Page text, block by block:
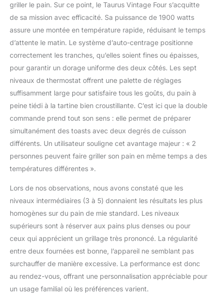
griller le pain. Sur ce point, le Taurus Vintage Four s’acquitte
de sa mission avec efficacité. Sa puissance de 1900 watts
assure une montée en température rapide, réduisant le temps
d’attente le matin. Le système d’auto-centrage positionne
correctement les tranches, qu’elles soient fines ou épaisses,
pour garantir un dorage uniforme des deux côtés. Les sept
niveaux de thermostat offrent une palette de réglages
suffisamment large pour satisfaire tous les goûts, du pain à
peine tiédi à la tartine bien croustillante. C’est ici que la double
commande prend tout son sens : elle permet de préparer
simultanément des toasts avec deux degrés de cuisson
différents. Un utilisateur souligne cet avantage majeur : « 2
personnes peuvent faire griller son pain en même temps a des
températures différentes ».
Lors de nos observations, nous avons constaté que les
niveaux intermédiaires (3 à 5) donnaient les résultats les plus
homogènes sur du pain de mie standard. Les niveaux
supérieurs sont à réserver aux pains plus denses ou pour
ceux qui apprécient un grillage très prononcé. La régularité
entre deux fournées est bonne, l’appareil ne semblant pas
surchauffer de manière excessive. La performance est donc
au rendez-vous, offrant une personnalisation appréciable pour
un usage familial où les préférences varient.